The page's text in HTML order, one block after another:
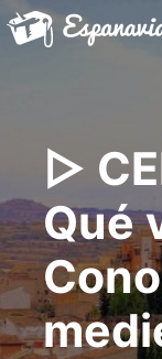
Saltar
▷
Qué